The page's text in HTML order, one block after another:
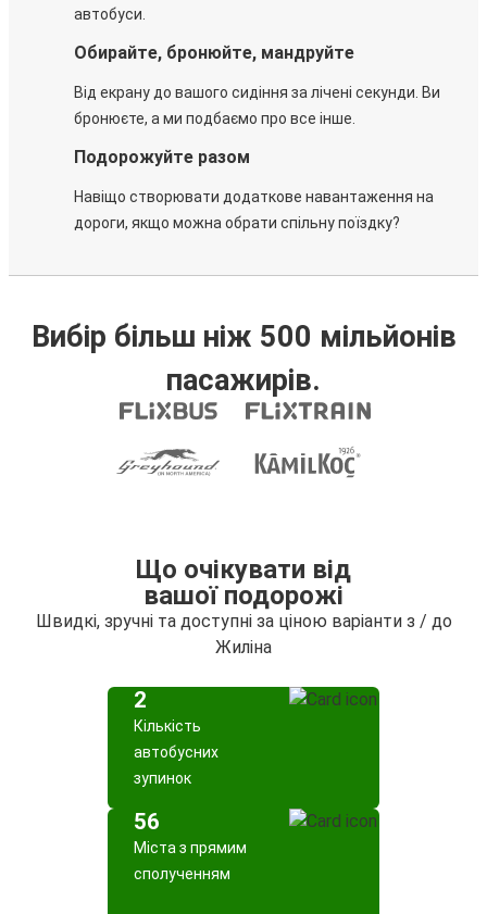
автобуси.
Обирайте, бронюйте, мандруйте
Від екрану до вашого сидіння за лічені секунди. Ви
бронюєте, а ми подбаємо про все інше.
Подорожуйте разом
Навіщо створювати додаткове навантаження на
дороги, якщо можна обрати спільну поїздку?
Вибір більш ніж 500 мільйонів
пасажирів.
Що очікувати від
вашої подорожі
Швидкі, зручні та доступні за ціною варіанти з / до
Жиліна
2
Кількість
автобусних
зупинок
56
Міста з прямим
сполученням